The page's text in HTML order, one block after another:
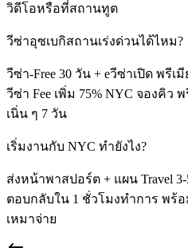
วิดีโอหรือที่สถานทูต
วีซ่าอุซเบกิสถานเร่งด่วนได้ไหม?
วีซ่า-Free 30 วัน + eวีซ่าเปิด พรี
วีซ่า Fee เพิ่ม 75% NYC จองคิว
เนิ่น ๆ 7 วัน
เริ่มงานกับ NYC ทำยังไง?
ส่งหน้าพาสปอร์ต + แผน Travel
ตอบกลับใน 1 ชั่วโมงทำการ พร้อ
เหมาจ่าย